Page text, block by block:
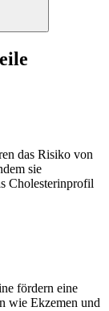
das Risiko von
sie
Cholesterinprofil
fördern eine
wie Ekzemen und